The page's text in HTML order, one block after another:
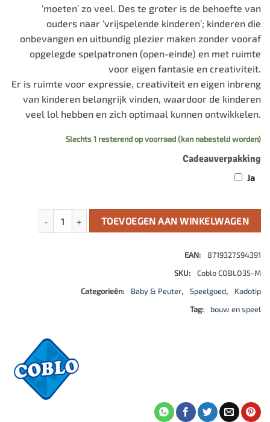
‘moeten’ zo veel. Des te groter is de behoefte van
ouders naar ‘vrijspelende kinderen’; kinderen die
onbevangen en uitbundig plezier maken zonder vooraf
opgelegde spelpatronen (open-einde) en met ruimte
voor eigen fantasie en creativiteit.
Er is ruimte voor expressie, creativiteit en eigen inbreng
van kinderen belangrijk vinden, waardoor de kinderen
veel lol hebben en zich optimaal kunnen ontwikkelen.
Slechts 1 resterend op voorraad (kan nabesteld worden)
Cadeauverpakking
Ja
Coblo Knikkerbaan 35 - Classic, magneet bouwstenen/
TOEVOEGEN AAN WINKELWAGEN
EAN:
8719327594391
SKU:
Coblo COBLO35-M
Categorieën:
Baby & Peuter, Speelgoed,
Kadotip
Tag:
bouw en speel